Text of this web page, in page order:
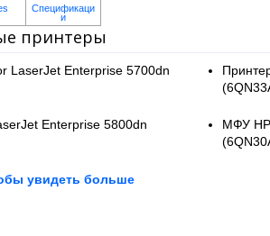
принтеры
LaserJet Enterprise 5700dn
Enterprise 5800dn
МФУ
увидеть больше